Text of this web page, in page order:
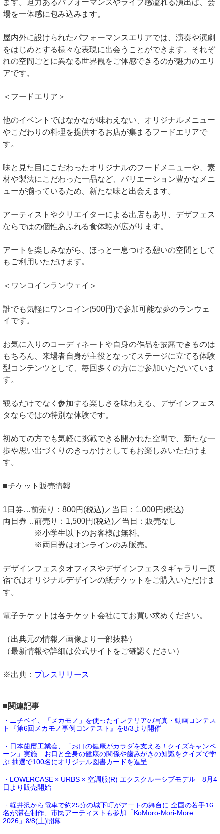
ます。迫力あるパフォーマンスやライブ感溢れる演出は、会
場を一体感に包み込みます。
屋内外に設けられたパフォーマンスエリアでは、演奏や演劇
をはじめとする様々な表現に出会うことができます。それぞ
れの空間ごとに異なる世界観をご体感できるのが魅力のエリ
アです。
＜フードエリア＞
他のイベントではなかなか味わえない、オリジナルメニュー
やこだわりの料理を提供するお店が集まるフードエリアで
す。
味と見た目にこだわったオリジナルのフードメニューや、素
材や製法にこだわった一品など、バリエーション豊かなメニ
ューが揃っているため、新たな味と出会えます。
アーティストやクリエイターによる出店もあり、デザフェス
ならではの個性あふれる食体験が広がります。
アートを楽しみながら、ほっと一息つける憩いの空間として
もご利用いただけます。
＜ワンコインランウェイ＞
誰でも気軽にワンコイン(500円)で参加可能な夢のランウェ
イです。
お気に入りのコーディネートや自身の作品を披露できるのは
もちろん、来場者自身が主役となってステージに立てる体験
型コンテンツとして、毎回多くの方にご参加いただいていま
す。
観るだけでなく参加する楽しさを味わえる、デザインフェス
タならではの特別な体験です。
初めての方でも気軽に挑戦できる開かれた空間で、新たな一
歩や思い出づくりのきっかけとしてもお楽しみいただけま
す。
■チケット販売情報
1日券…前売り：800円(税込)／当日：1,000円(税込)
両日券…前売り：1,500円(税込)／当日：販売なし
※小学生以下のお客様は無料。
※両日券はオンラインのみ販売。
デザインフェスタオフィスやデザインフェスタギャラリー原
宿ではオリジナルデザインの紙チケットをご購入いただけま
す。
電子チケットは各チケット会社にてお買い求めください。
（出典元の情報／画像より一部抜粋）
（最新情報や詳細は公式サイトをご確認ください）
※出典： プレスリリース
■関連記事
・ニチベイ、「メカモノ」を使ったインテリアの写真・動画コンテス
ト『第6回メカモノ事例コンテスト』を8/3より開催
・日本歯磨工業会、「お口の健康がカラダを支える！クイズキャンペ
ーン」実施 お口と全身の健康の関係や歯みがきの知識をクイズで学
ぶ 抽選で100名にオリジナル図書カードを進呈
・LOWERCASE × URBS × 空調服(R) エクスクルーシブモデル 8月4
日より販売開始
・軽井沢から電車で約25分の城下町がアートの舞台に 全国の若手16
名が滞在制作、市民アーティストも参加「KoMoro-Mori-More
2026」8/8(土)開幕